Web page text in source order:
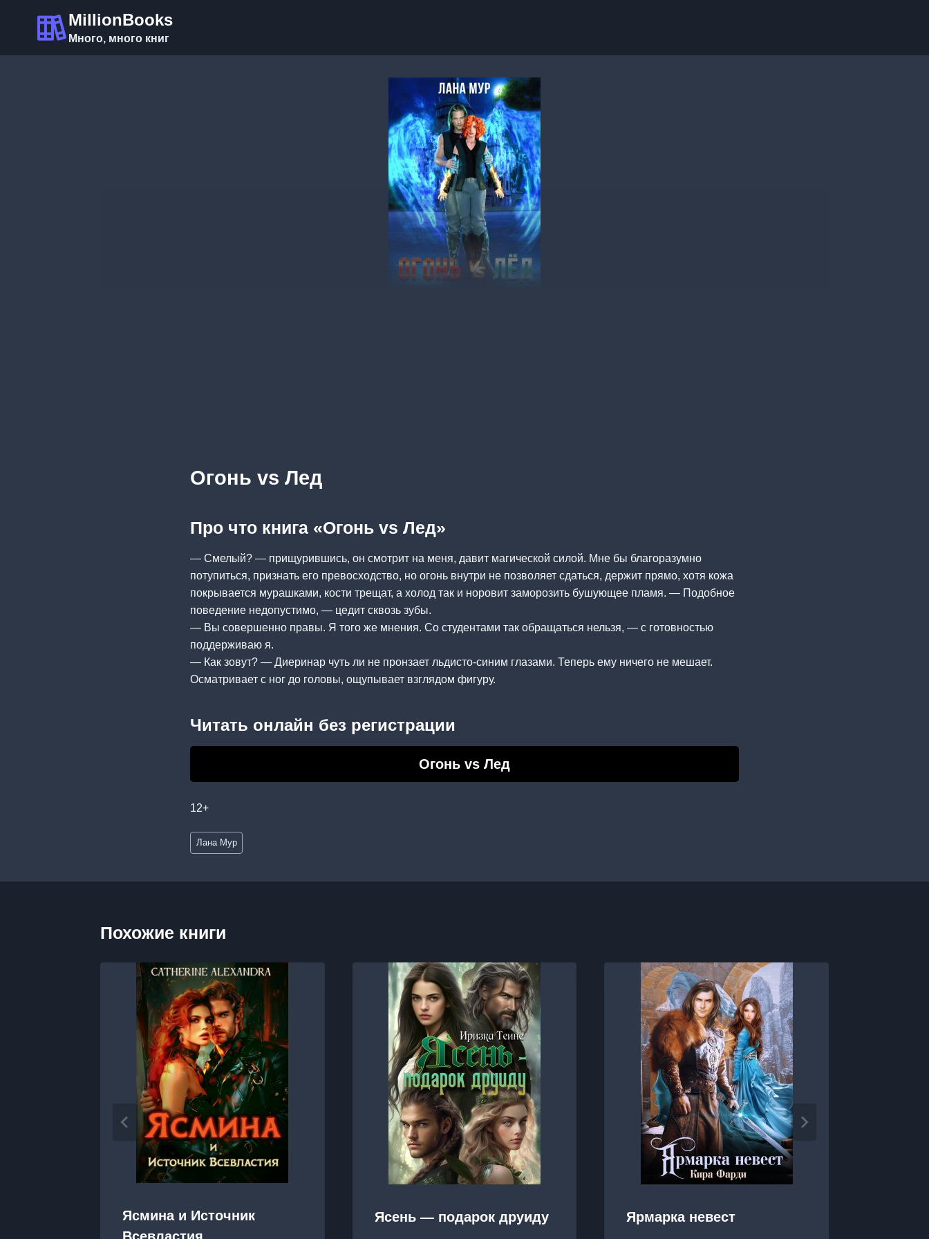
содержимому
MillionBooks
Много, много книг
Огонь vs Лед
Про что книга «Огонь vs Лед»
— Смелый? — прищурившись, он смотрит на меня, давит магической силой. Мне бы благоразумно
потупиться, признать его превосходство, но огонь внутри не позволяет сдаться, держит прямо, хотя кожа
покрывается мурашками, кости трещат, а холод так и норовит заморозить бушующее пламя. — Подобное
поведение недопустимо, — цедит сквозь зубы.
— Вы совершенно правы. Я того же мнения. Со студентами так обращаться нельзя, — с готовностью
поддерживаю я.
— Как зовут? — Диеринар чуть ли не пронзает льдисто-синим глазами. Теперь ему ничего не мешает.
Осматривает с ног до головы, ощупывает взглядом фигуру.
Читать онлайн без регистрации
Огонь vs Лед
12+
Метки
записи:
Лана Мур
Похожие книги
Ясмина и Источник
Ясень — подарок друиду Ярмарка невест